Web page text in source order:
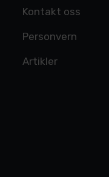
Kontakt oss
Personvern
Artikler